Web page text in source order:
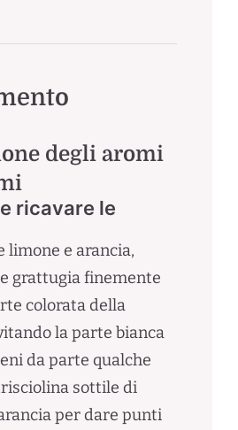
degli aromi
ricavare le
limone e arancia,
grattugia finemente
colorata della
la parte bianca
da parte qualche
sottile di
per dare punti